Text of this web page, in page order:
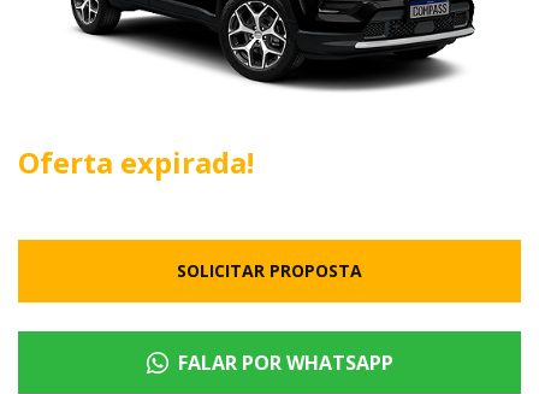
Oferta expirada!
SOLICITAR PROPOSTA
FALAR POR WHATSAPP